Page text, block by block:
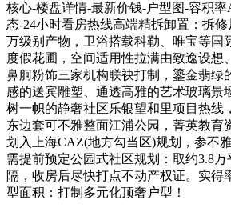
核心-楼盘详情-最新价钱-户型图-容积
态-24小时看房热线高端精拆卸置：拆
万级别产物，卫浴搭载科勒、唯宝等国
度假花圃，空间适用性拉满由致逸设想
鼻舸粉饰三家机构联袂打制，鎏金翡绿
感的送宾雕塑、通透高雅的艺术玻璃景
树一帜的静奢社区乐银望和里项目热线
东边套可不雅整面江浦公园，菁英教育
划入上海CAZ(地方勾当区)规划，参不
需提前预定公园式社区规划：取约3.8
隔，收房后尽快打点不动产权证。实得
型面积：打制多元化顶奢户型！